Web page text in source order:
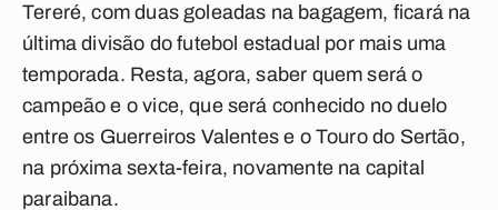
Tereré, com duas goleadas na bagagem, ficará na
última divisão do futebol estadual por mais uma
temporada. Resta, agora, saber quem será o
campeão e o vice, que será conhecido no duelo
entre os Guerreiros Valentes e o Touro do Sertão,
na próxima sexta-feira, novamente na capital
paraibana.